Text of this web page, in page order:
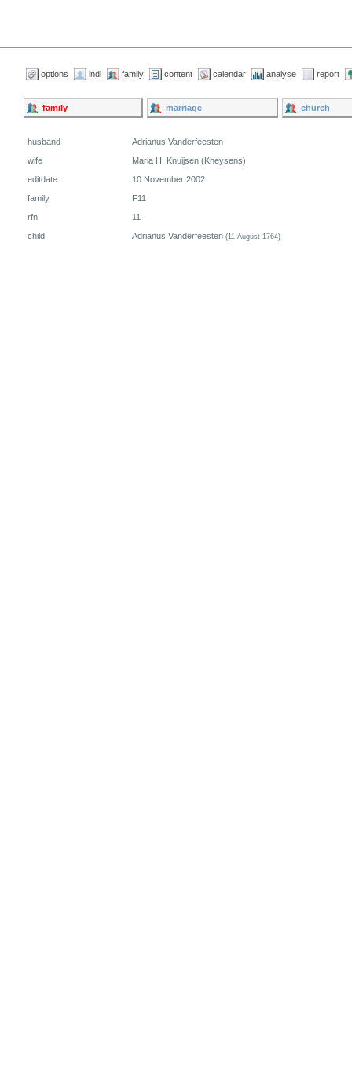
options indi family content calendar analyse report
family marriage church
husband
Adrianus Vanderfeesten
wife
Maria H. Knuijsen (Kneysens)
editdate
10 November 2002
family
F11
rfn
11
child
Adrianus Vanderfeesten (11 August 1764)